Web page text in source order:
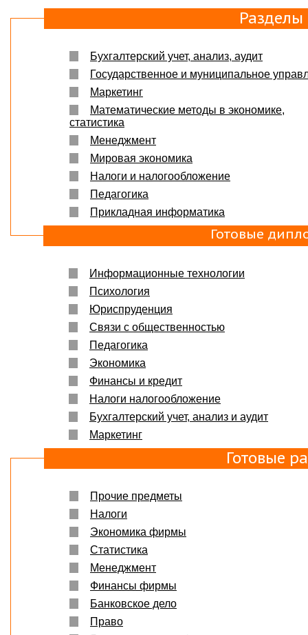
06.10.2017
что нужно!!!!!
Спасибо, что ВЫ есть!!!Бухгалтерский учет, анализ, аудит
Государственное и муниципальное
Маркетинг
Математические методы в экономике,
статистика
Менеджмент
Мировая экономика
Налоги и налогообложение
Педагогика
Прикладная информатика
Готовые
Информационные технологии
Психология
Юриспруденция
Связи с общественностью
Педагогика
Экономика
Финансы и кредит
Налоги налогообложение
Бухгалтерский учет, анализ и аудит
Маркетинг
Готовые
Прочие предметы
Налоги
Экономика фирмы
Статистика
Менеджмент
Финансы фирмы
Банковское дело
Право